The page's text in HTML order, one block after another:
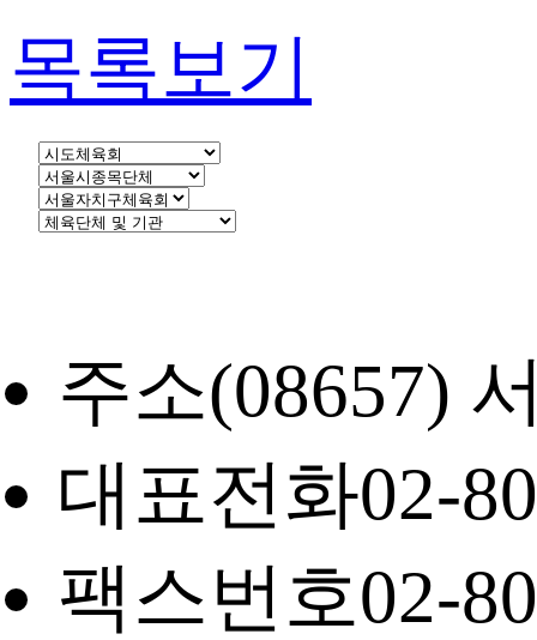
목록보기
주소(08657)
대표전화02-
팩스번호02-